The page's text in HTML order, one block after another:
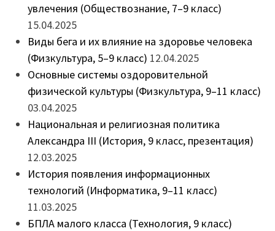
увлечения (Обществознание, 7–9 класс)
15.04.2025
Виды бега и их влияние на здоровье человека
(Физкультура, 5–9 класс) 12.04.2025
Основные системы оздоровительной
физической культуры (Физкультура, 9–11 класс)
03.04.2025
Национальная и религиозная политика
Александра III (История, 9 класс, презентация)
12.03.2025
История появления информационных
технологий (Информатика, 9–11 класс)
11.03.2025
БПЛА малого класса (Технология, 9 класс)